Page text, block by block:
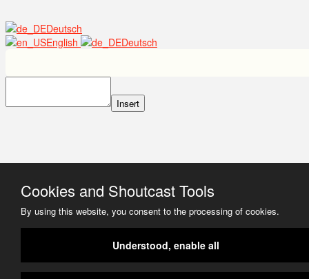
Deutsch
English
Deutsch
Insert
Cookies and Shoutcast Tools
By using this website, you consent to the processing of cookies.
Understood, enable all